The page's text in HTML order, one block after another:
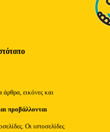
εικόνες και
προβάλλονται
Οι ιστοσελίδες